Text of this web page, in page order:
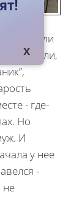
или
плакали,
- где-
Но
И
у нее
-
не